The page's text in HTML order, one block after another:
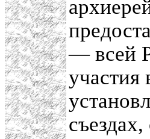
— всей